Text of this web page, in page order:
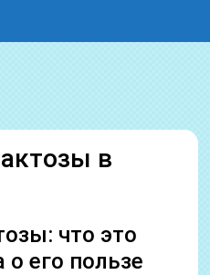
в
что это
о его пользе